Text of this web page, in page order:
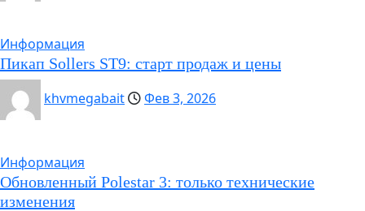
Информация
Пикап Sollers ST9: старт продаж и цены
khvmegabait
Фев 3, 2026
Информация
Обновленный Polestar 3: только технические
изменения